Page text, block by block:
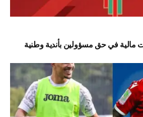
مالية في حق مسؤولين بأندية وطنية